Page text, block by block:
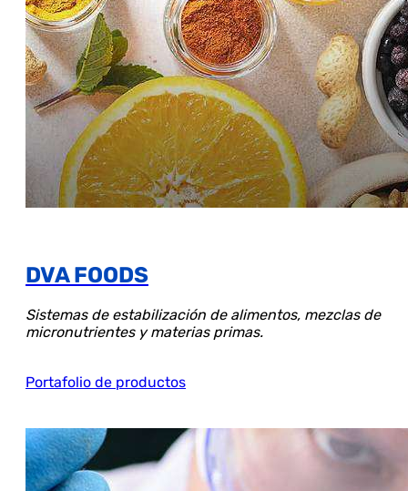
DVA FOODS
Sistemas de estabilización de alimentos, mezclas de
micronutrientes y materias primas.
Portafolio de productos